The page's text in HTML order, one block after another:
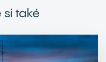
si také